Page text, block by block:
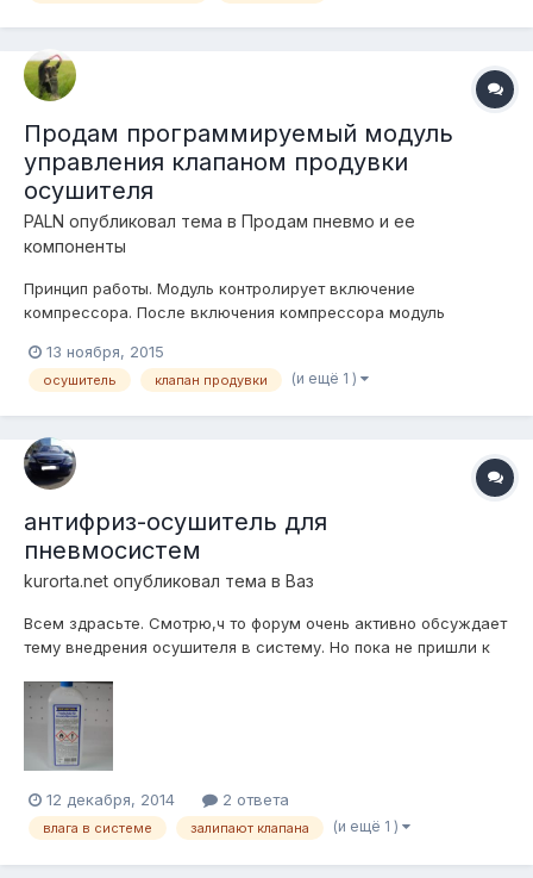
Продам программируемый модуль
управления клапаном продувки
осушителя
PALN опубликовал тема в Продам пневмо и ее
компоненты
Принцип работы. Модуль контролирует включение
компрессора. После включения компрессора модуль
модуль выдает на выход + для включения клапана продувки
и поддерживает его в течение заданного времени. После
13 ноября, 2015
осушитель клапан продувки (и ещё 1 )
антифриз-осушитель для
пневмосистем
kurorta.net опубликовал тема в Ваз
Всем здрасьте. Смотрю,ч то форум очень активно обсуждает
тему внедрения осушителя в систему. Но пока не пришли к
чем сушится? Я вот например нашел такое средство. Незнаю
правда насколько его по времени хватит, но надеюсь, что
0,5 вылитого в ре...
12 декабря, 2014 2 ответа
влага в системе залипают клапана (и ещё 1 )